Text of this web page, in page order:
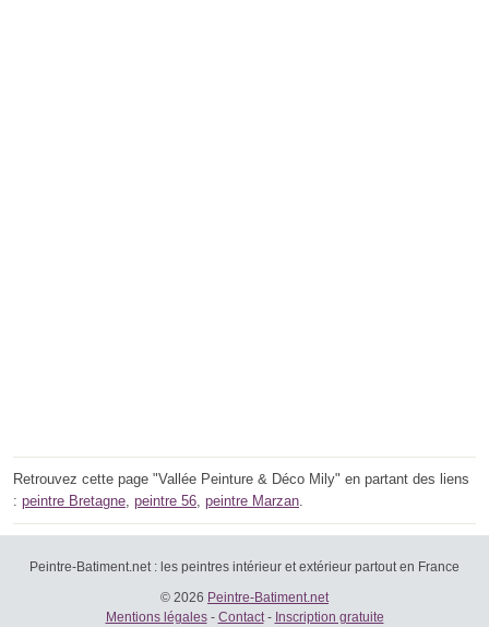
Retrouvez cette page "Vallée Peinture & Déco Mily" en partant des liens
: peintre Bretagne, peintre 56, peintre Marzan.
Peintre-Batiment.net : les peintres intérieur et extérieur partout en France
© 2026 Peintre-Batiment.net
Mentions légales- Contact- Inscription gratuite